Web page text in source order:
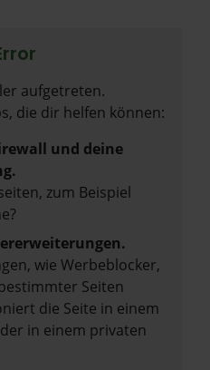
aufgetreten.
die dir helfen können:
und deine
zum Beispiel
wie Werbeblocker,
Seiten
die Seite in einem
in einem privaten